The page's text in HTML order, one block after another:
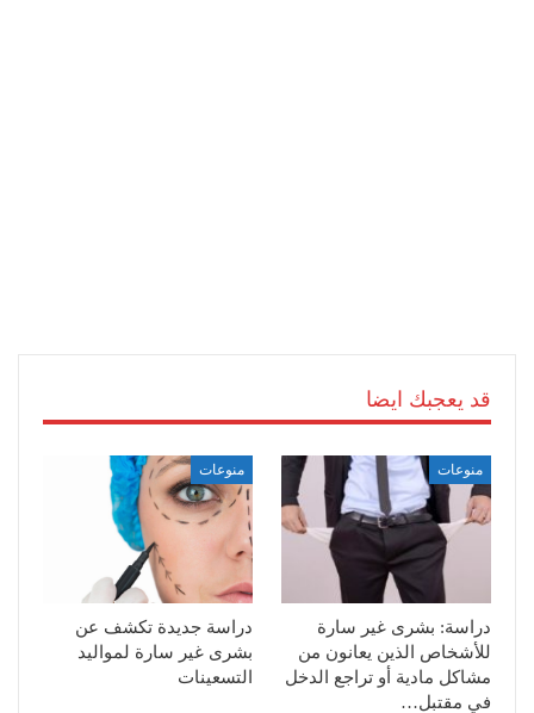
قد يعجبك ايضا
منوعات
دراسة: بشرى غير سارة
للأشخاص الذين يعانون من
مشاكل مادية أو تراجع الدخل
في مقتبل…
منوعات
دراسة جديدة تكشف عن
بشرى غير سارة لمواليد
التسعينات